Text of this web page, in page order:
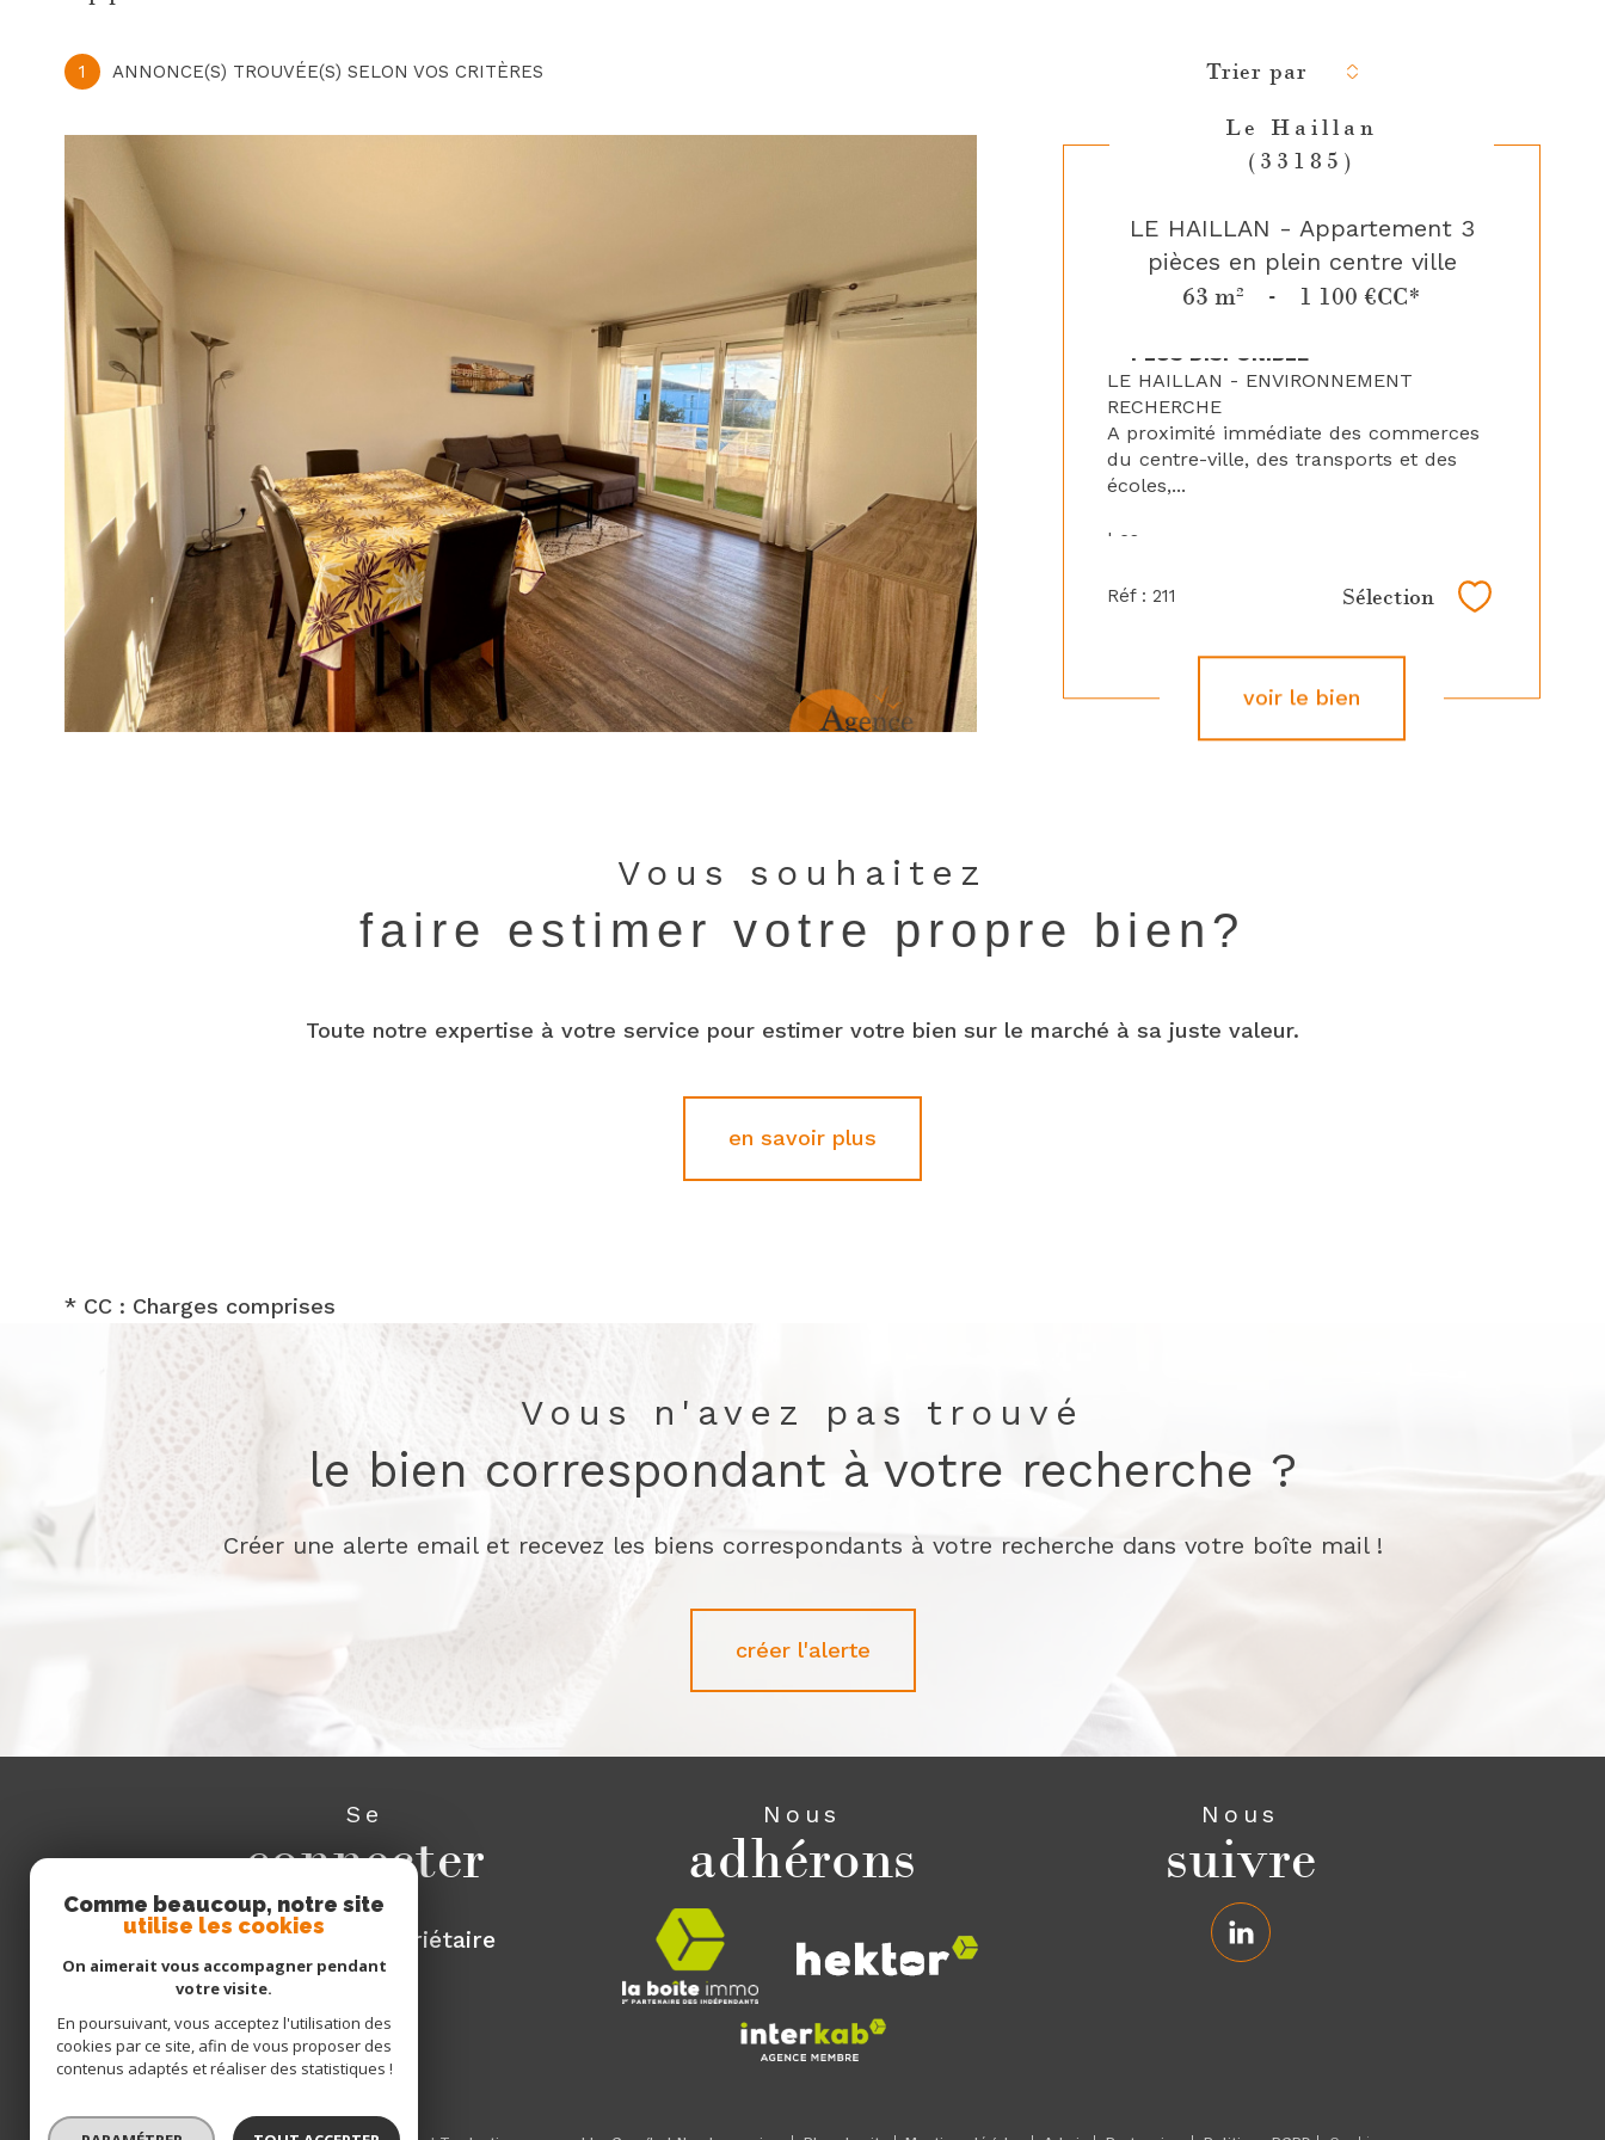
1 ANNONCE(S) TROUVÉE(S) SELON VOS CRITÈRES
Trier par
Le Haillan
(33185)
LE HAILLAN - Appartement 3
pièces en plein centre ville
63 m² - 1 100 €CC*
**PLUS DISPONIBLE**
LE HAILLAN - ENVIRONNEMENT
RECHERCHE
A proximité immédiate des commerces
du centre-ville, des transports et des
écoles,...
Les...
Réf : 211 Sélection Sélectionner
voir le bien
Vous souhaitez
faire estimer votre propre bien?
Toute notre expertise à votre service pour estimer votre bien sur le marché à sa juste valeur.
en savoir plus
* CC : Charges comprises
Vous n'avez pas trouvé
le bien correspondant à votre recherche ?
Créer une alerte email et recevez les biens correspondants à votre recherche dans votre boîte mail !
créer l'alerte
Se
connecter
espace propriétaire
Nous
adhérons
Nous
suivre
Comme beaucoup, notre site
utilise les cookies
On aimerait vous accompagner pendant
votre visite.
En poursuivant, vous acceptez l'utilisation des
cookies par ce site, afin de vous proposer des
contenus adaptés et réaliser des statistiques !